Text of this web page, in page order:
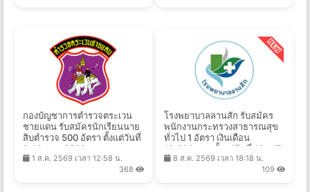
กองบัญชาการตำรวจตระเวน
ชายแดน รับสมัครนักเรียนนาย
สิบตำรวจ 500 อัตรา ตั้งแต่วันที่
8-19 ส.ค. 2569
1 ส.ค. 2569 เวลา 12:58 น.
368
โรงพยาบาลลานสัก รับสมัคร
พนักงานกระทรวงสาธารณสุข
ทั่วไป 1 อัตรา เงินเดือน
18,000 บาท ตั้งแต่วันที่ 10 - 17
ส.ค. 2569
8 ส.ค. 2569 เวลา 18:18 น.
109